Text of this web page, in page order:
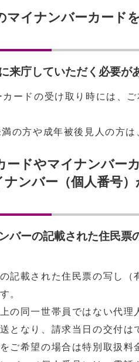
マイナンバーカード
来庁していただく必要が
カードの受け取り時には、
の方や成年被後見人の方は
ードやマイナンバー
ンバー（個人番号
バーの記載された住民票
記載された住民票の写し（
。
の同一世帯員ではない代理
となり、請求当日の交付は
ご希望の場合は特別取扱料